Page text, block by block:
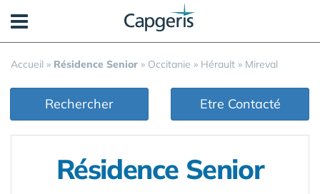
Accueil » Résidence Senior » Occitanie » Hérault » Mireval
Rechercher Etre Contacté
Résidence Senior